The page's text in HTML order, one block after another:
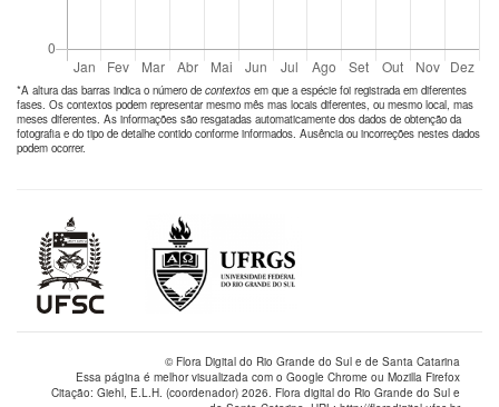
*A altura das barras indica o número de contextos em que a espécie foi registrada em diferentes
fases. Os contextos podem representar mesmo mês mas locais diferentes, ou mesmo local, mas
meses diferentes. As informações são resgatadas automaticamente dos dados de obtenção da
fotografia e do tipo de detalhe contido conforme informados. Ausência ou incorreções nestes dados
podem ocorrer.
© Flora Digital do Rio Grande do Sul e de Santa Catarina
Essa página é melhor visualizada com o Google Chrome ou Mozilla Firefox
Citação: Giehl, E.L.H. (coordenador) 2026. Flora digital do Rio Grande do Sul e